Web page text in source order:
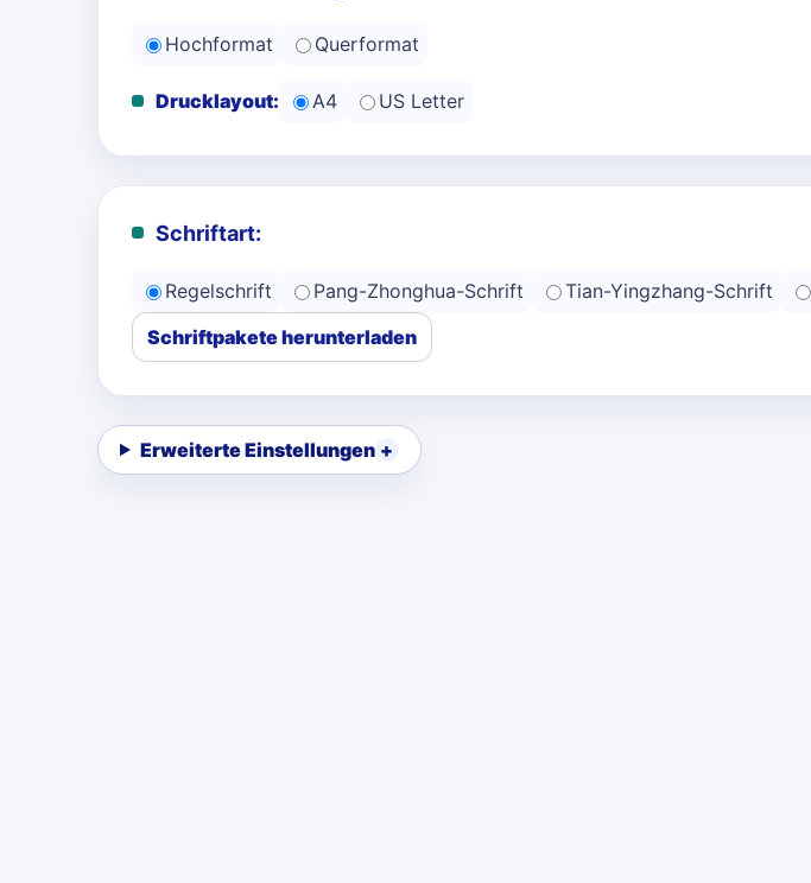
Hochformat Querformat
Drucklayout: A4 US Letter
Schriftart:
Regelschrift Pang-Zhonghua-Schrift Tian-Yingzhang-Schrift
Schriftpakete herunterladen
Erweiterte Einstellungen